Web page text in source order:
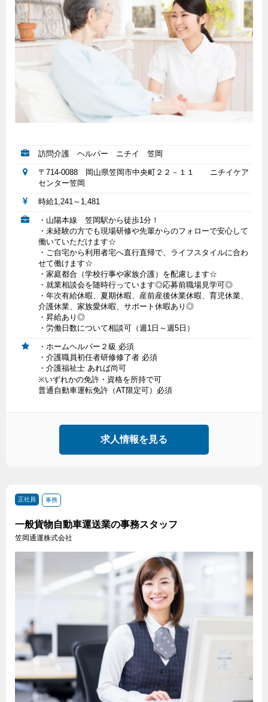
訪問介護 ヘルパー ニチイ 笠岡
〒714-0088 岡山県笠岡市中央町２２－１１ ニチイケア
センター笠岡
時給1,241～1,481
・山陽本線 笠岡駅から徒歩1分！
・未経験の方でも現場研修や先輩からのフォローで安心して
働いていただけます☆
・ご自宅から利用者宅へ直行直帰で、ライフスタイルに合わ
せて働けます☆
・家庭都合（学校行事や家族介護）を配慮します☆
・就業相談会を随時行っています◎応募前職場見学可◎
・年次有給休暇、夏期休暇、産前産後休業休暇、育児休業、
介護休業、家族愛休暇、サポート休暇あり◎
・昇給あり◎
・労働日数について相談可（週1日～週5日）
・ホームヘルパー２級 必須
・介護職員初任者研修修了者 必須
・介護福祉士 あれば尚可
※いずれかの免許・資格を所持で可
普通自動車運転免許（AT限定可）必須
求人情報を見る
正社員 事務
一般貨物自動車運送業の事務スタッフ
笠岡通運株式会社